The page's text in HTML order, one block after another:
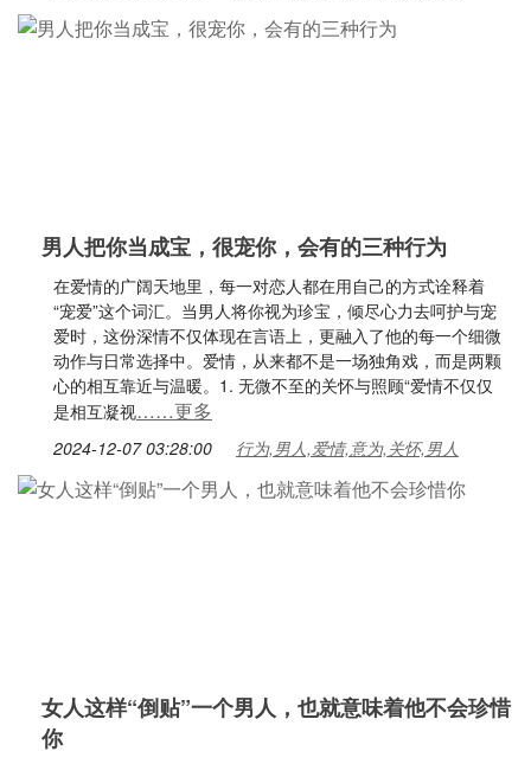
男人把你当成宝，很宠你，会有的三种行为
在爱情的广阔天地里，每一对恋人都在用自己的方式诠释着
“宠爱”这个词汇。当男人将你视为珍宝，倾尽心力去呵护与宠
爱时，这份深情不仅体现在言语上，更融入了他的每一个细微
动作与日常选择中。爱情，从来都不是一场独角戏，而是两颗
心的相互靠近与温暖。1. 无微不至的关怀与照顾“爱情不仅仅
是相互凝视……更多
2024-12-07 03:28:00 行为,男人,爱情,意为,关怀,男人
女人这样“倒贴”一个男人，也就意味着他不会珍惜
你